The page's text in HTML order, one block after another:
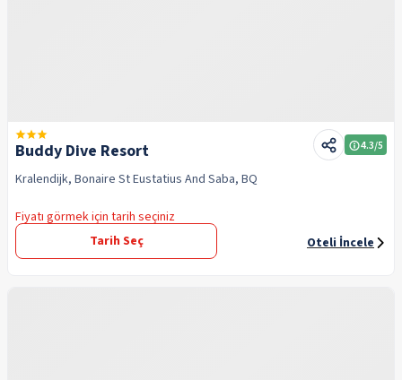
Buddy Dive Resort 4.3/5
Kralendijk, Bonaire St Eustatius And Saba, BQ
Fiyatı görmek için tarih seçiniz
Tarih Seç
Oteli İncele